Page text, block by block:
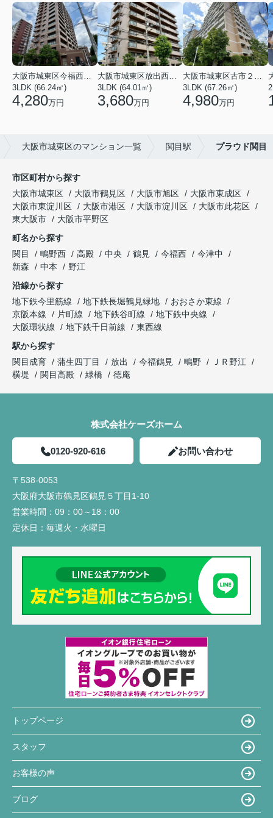
大阪市城東区今福西６丁目
3LDK (66.24㎡)
4,280万円
大阪市城東区放出西１丁目
3LDK (64.01㎡)
3,680万円
大阪市城東区古市２丁目
3LDK (67.26㎡)
4,980万円
大阪市城東区のマンション一覧 関目駅 プラウド関目
市区町村から探す
大阪市城東区
大阪市鶴見区 大阪市旭区
大阪市東成区
大阪市東淀川区
大阪市港区 大阪市淀川区
大阪市此花区
東大阪市
大阪市平野区
町名から探す
関目
鴫野西 高殿 中央 鶴見 今福西
今津中
新森
中本
野江
沿線から探す
地下鉄今里筋線
地下鉄長堀鶴見緑地
おおさか東線
京阪本線
片町線 地下鉄谷町線
地下鉄中央線
大阪環状線
地下鉄千日前線
東西線
駅から探す
関目成育
蒲生四丁目 放出 今福鶴見 鴫野
ＪＲ野江
横堤
関目高殿 緑橋 徳庵
株式会社ケーズホーム
0120-920-616 お問い合わせ
〒538-0053
大阪府大阪市鶴見区鶴見５丁目1-10
営業時間： 09：00～18：00
定休日： 毎週火・水曜日
トップページ
スタッフ
お客様の声
ブログ